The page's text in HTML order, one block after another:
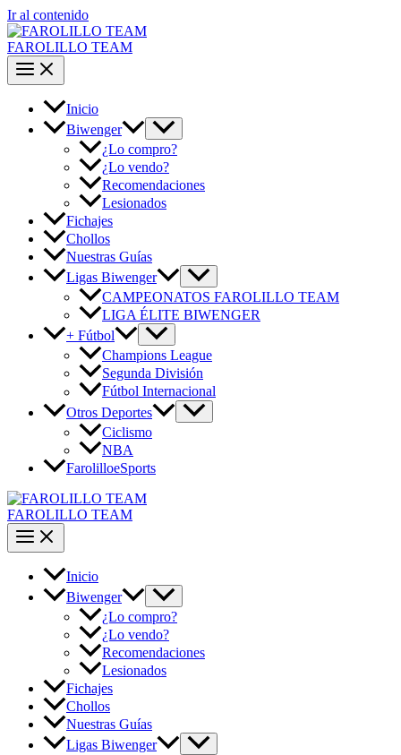
Ir al contenido
FAROLILLO TEAM
Inicio
Biwenger
¿Lo compro?
¿Lo vendo?
Recomendaciones
Lesionados
Fichajes
Chollos
Nuestras Guías
Ligas Biwenger
CAMPEONATOS FAROLILLO TEAM
LIGA ÉLITE BIWENGER
+ Fútbol
Champions League
Segunda División
Fútbol Internacional
Otros Deportes
Ciclismo
NBA
FarolilloeSports
FAROLILLO TEAM
Inicio
Biwenger
¿Lo compro?
¿Lo vendo?
Recomendaciones
Lesionados
Fichajes
Chollos
Nuestras Guías
Ligas Biwenger